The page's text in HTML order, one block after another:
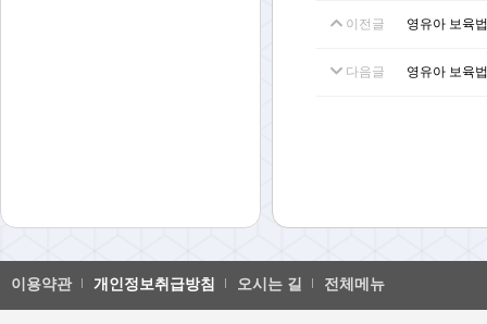
이전글 영유아 보육
다음글 영유아 보육
이용약관 개인정보취급방침 오시는 길 전체메뉴